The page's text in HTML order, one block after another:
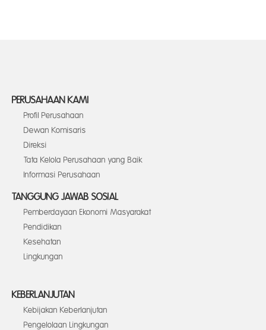
PERUSAHAAN KAMI
Profil Perusahaan
Dewan Komisaris
Direksi
Tata Kelola Perusahaan yang Baik
Informasi Perusahaan
TANGGUNG JAWAB SOSIAL
Pemberdayaan Ekonomi Masyarakat
Pendidikan
Kesehatan
Lingkungan
KEBERLANJUTAN
Kebijakan Keberlanjutan
Pengelolaan Lingkungan